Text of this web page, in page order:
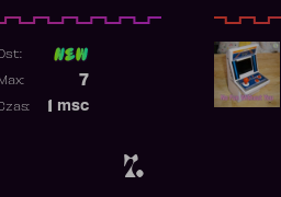
7.
7
Max:
msc